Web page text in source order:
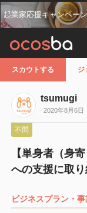
起業家応援キャンペー
スカウトする ジ
tsumugi
2020年8月6日
不問
【単身者（身
への支援に取り
ビジネスプラン・